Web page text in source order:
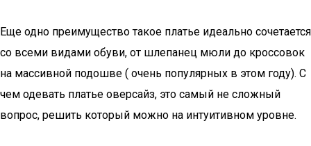
Еще одно преимущество такое платье идеально сочетается
со всеми видами обуви, от шлепанец мюли до кроссовок
на массивной подошве ( очень популярных в этом году). С
чем одевать платье оверсайз, это самый не сложный
вопрос, решить который можно на интуитивном уровне.